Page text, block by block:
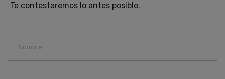
Te contestaremos lo antes posible.